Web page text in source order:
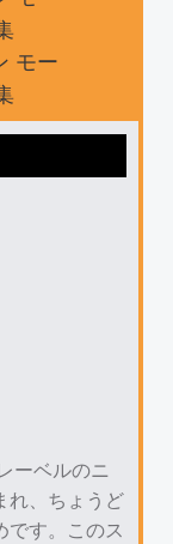
ーベルのニ
れ、ちょうど
です。このス